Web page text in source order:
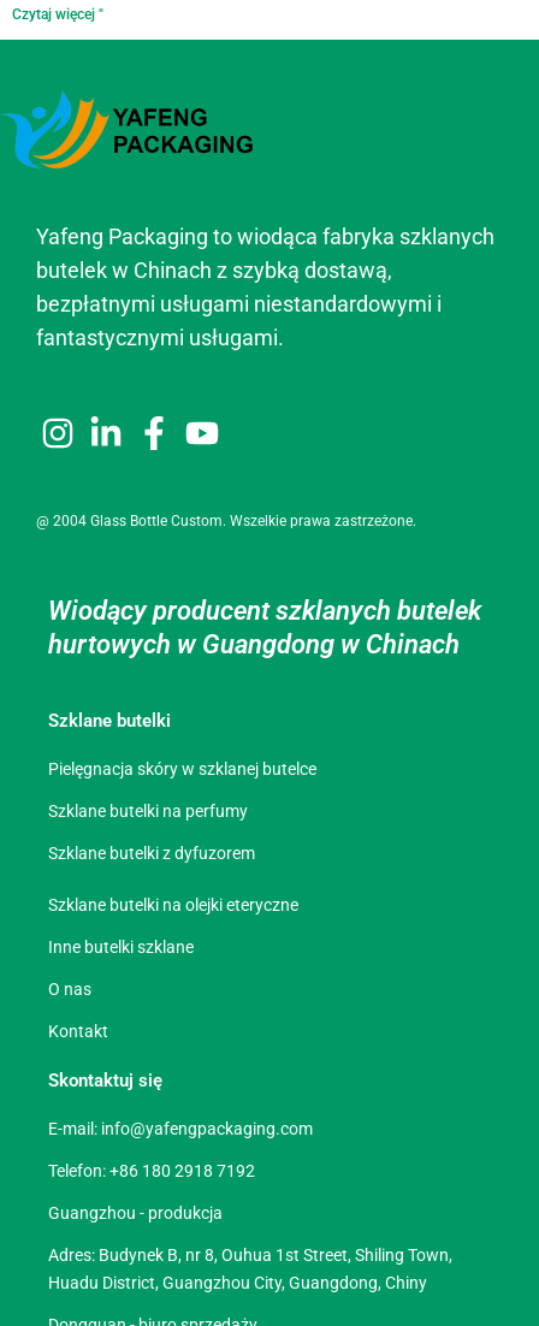
Czytaj więcej "
Yafeng Packaging to wiodąca fabryka szklanych
butelek w Chinach z szybką dostawą,
bezpłatnymi usługami niestandardowymi i
fantastycznymi usługami.
@ 2004 Glass Bottle Custom. Wszelkie prawa zastrzeżone.
Wiodący producent szklanych butelek
hurtowych w Guangdong w Chinach
Szklane butelki
Pielęgnacja skóry w szklanej butelce
Szklane butelki na perfumy
Szklane butelki z dyfuzorem
Szklane butelki na olejki eteryczne
Inne butelki szklane
O nas
Kontakt
Skontaktuj się
E-mail: info@yafengpackaging.com
Telefon: +86 180 2918 7192
Guangzhou - produkcja
Adres: Budynek B, nr 8, Ouhua 1st Street, Shiling Town,
Huadu District, Guangzhou City, Guangdong, Chiny